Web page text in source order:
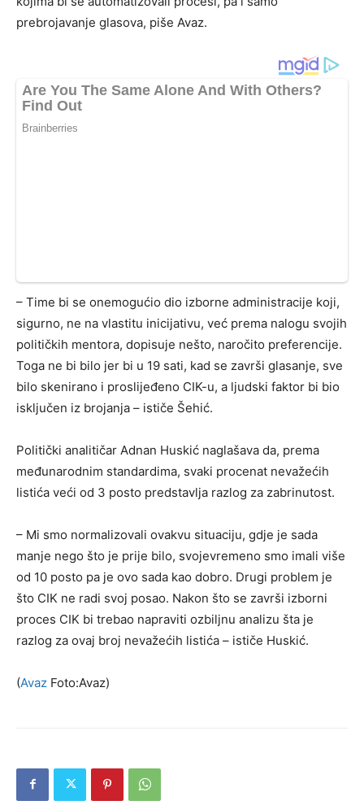
prebrojavanje glasova, piše Avaz.
– Time bi se onemogućio dio izborne administracije koji,
sigurno, ne na vlastitu inicijativu, već prema nalogu svojih
političkih mentora, dopisuje nešto, naročito preferencije.
Toga ne bi bilo jer bi u 19 sati, kad se završi glasanje, sve
bilo skenirano i proslijeđeno CIK-u, a ljudski faktor bi bio
isključen iz brojanja – ističe Šehić.
Politički analitičar Adnan Huskić naglašava da, prema
međunarodnim standardima, svaki procenat nevažećih
listića veći od 3 posto predstavlja razlog za zabrinutost.
– Mi smo normalizovali ovakvu situaciju, gdje je sada
manje nego što je prije bilo, svojevremeno smo imali više
od 10 posto pa je ovo sada kao dobro. Drugi problem je
što CIK ne radi svoj posao. Nakon što se završi izborni
proces CIK bi trebao napraviti ozbiljnu analizu šta je
razlog za ovaj broj nevažećih listića – ističe Huskić.
(Avaz Foto:Avaz)